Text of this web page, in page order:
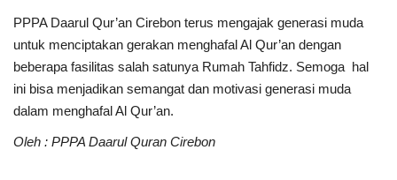
PPPA Daarul Qur’an Cirebon terus mengajak generasi muda
untuk menciptakan gerakan menghafal Al Qur’an dengan
beberapa fasilitas salah satunya Rumah Tahfidz. Semoga hal
ini bisa menjadikan semangat dan motivasi generasi muda
dalam menghafal Al Qur’an.
Oleh : PPPA Daarul Quran Cirebon